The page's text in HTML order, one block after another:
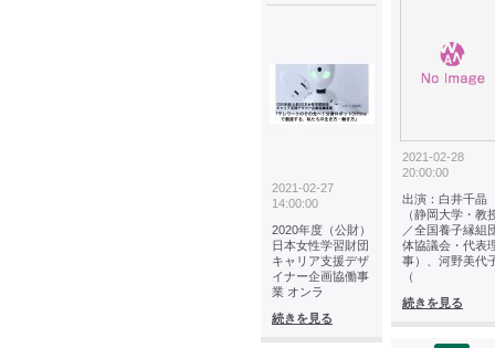
2021-02-27
14:00:00
2020年度（公財）
日本女性学習財団
キャリア支援デザ
イナー企画協働事
業 オンラ
続きを見る
2021-02-28
20:00:00
出演：白井千晶
（静岡大学・教
／全国養子縁組
体協議会・代表
事）、河野美代
（
続きを見る